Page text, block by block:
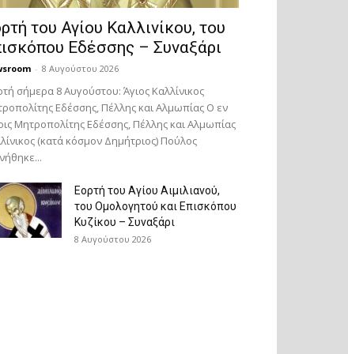
του Αγίου Καλλινίκου, του
Εδέσσης – Συναξάρι
- 8 Αυγούστου 2026
σήμερα 8 Αυγούστου: Άγιος Καλλίνικος
Εδέσσης, Πέλλης και Αλμωπίας Ο εν
Μητροπολίτης Εδέσσης, Πέλλης και Αλμωπίας
(κατά κόσμον Δημήτριος) Πούλος
Εορτή του Αγίου Αιμιλιανού,
του Ομολογητού και Επισκόπου
Κυζίκου – Συναξάρι
8 Αυγούστου 2026